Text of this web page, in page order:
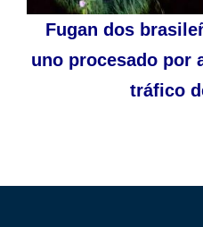
Fugan dos
uno procesado por
tráfico